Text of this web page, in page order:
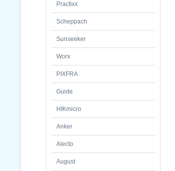
Practixx
Scheppach
Sunseeker
Worx
PIXFRA
Guide
HIKmicro
Anker
Alecto
August